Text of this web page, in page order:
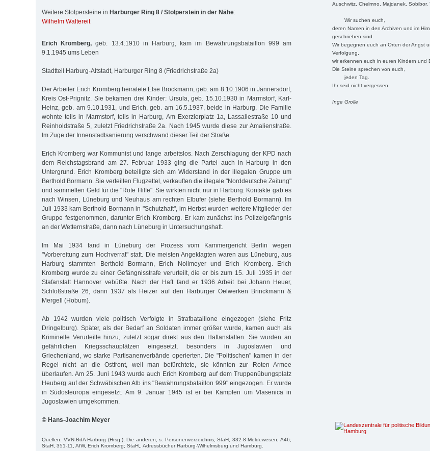
Auschwitz, Chelmno, Majdanek, Sobibor,
Wir suchen euch,
deren Namen in den Archiven und im
geschrieben sind.
Wir begegnen euch an Orten der Angst
Verfolgung,
wir erkennen euch in euren Kindern und
Die Steine sprechen von euch,
jeden Tag.
Ihr seid nicht vergessen.
Inge Grolle
Weitere Stolpersteine in Harburger Ring 8 / Stolperstein in der Nähe:
Wilhelm Waltereit
Erich Kromberg, geb. 13.4.1910 in Harburg, kam im Bewährungsbataillon 999 am
9.1.1945 ums Leben
Stadtteil Harburg-Altstadt, Harburger Ring 8 (Friedrichstraße 2a)
Der Arbeiter Erich Kromberg heiratete Else Brockmann, geb. am 8.10.1906 in Jännersdorf,
Kreis Ost-Prignitz. Sie bekamen drei Kinder: Ursula, geb. 15.10.1930 in Marmstorf, Karl-
Heinz, geb. am 9.10.1931, und Erich, geb. am 16.5.1937, beide in Harburg. Die Familie
wohnte teils in Marmstorf, teils in Harburg, Am Exerzierplatz 1a, Lassallestraße 10 und
Reinholdstraße 5, zuletzt Friedrichstraße 2a. Nach 1945 wurde diese zur Amalienstraße.
Im Zuge der Innenstadtsanierung verschwand dieser Teil der Straße.
Erich Kromberg war Kommunist und lange arbeitslos. Nach Zerschlagung der KPD nach
dem Reichstagsbrand am 27. Februar 1933 ging die Partei auch in Harburg in den
Untergrund. Erich Kromberg beteiligte sich am Widerstand in der illegalen Gruppe um
Berthold Bormann. Sie verteilten Flugzettel, verkauften die illegale "Norddeutsche Zeitung"
und sammelten Geld für die "Rote Hilfe". Sie wirkten nicht nur in Harburg. Kontakte gab es
nach Winsen, Lüneburg und Neuhaus am rechten Elbufer (siehe Berthold Bormann). Im
Juli 1933 kam Berthold Bormann in "Schutzhaft", im Herbst wurden weitere Mitglieder der
Gruppe festgenommen, darunter Erich Kromberg. Er kam zunächst ins Polizeigefängnis
an der Wetternstraße, dann nach Lüneburg in Untersuchungshaft.
Im Mai 1934 fand in Lüneburg der Prozess vom Kammergericht Berlin wegen
"Vorbereitung zum Hochverrat" statt. Die meisten Angeklagten waren aus Lüneburg, aus
Harburg stammten Berthold Bormann, Erich Nollmeyer und Erich Kromberg. Erich
Kromberg wurde zu einer Gefängnisstrafe verurteilt, die er bis zum 15. Juli 1935 in der
Stafanstalt Hannover vebüßte. Nach der Haft fand er 1936 Arbeit bei Johann Heuer,
Schloßstraße 26, dann 1937 als Heizer auf den Harburger Oelwerken Brinckmann &
Mergell (Hobum).
Ab 1942 wurden viele politisch Verfolgte in Strafbataillone eingezogen (siehe Fritz
Dringelburg). Später, als der Bedarf an Soldaten immer größer wurde, kamen auch als
Kriminelle Verurteilte hinzu, zuletzt sogar direkt aus den Haftanstalten. Sie wurden an
gefährlichen Kriegsschauplätzen eingesetzt, besonders in Jugoslawien und
Griechenland, wo starke Partisanenverbände operierten. Die "Politischen" kamen in der
Regel nicht an die Ostfront, weil man befürchtete, sie könnten zur Roten Armee
überlaufen. Am 25. Juni 1943 wurde auch Erich Kromberg auf dem Truppenübungsplatz
Heuberg auf der Schwäbischen Alb ins "Bewährungsbataillon 999" eingezogen. Er wurde
in Südosteuropa eingesetzt. Am 9. Januar 1945 ist er bei Kämpfen um Vlasenica in
Jugoslawien umgekommen.
© Hans-Joachim Meyer
Quellen: VVN-BdA Harburg (Hrsg.), Die anderen, s. Personenverzeichnis; StaH, 332-8 Meldewesen, A46;
StaH, 351-11, AfW, Erich Kromberg; StaH,, Adressbücher Harburg-Wilhelmsburg und Hamburg.